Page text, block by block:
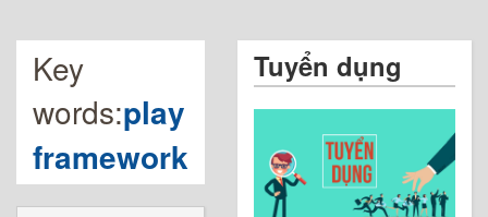
Key
words:play
framework
Tuyển dụng